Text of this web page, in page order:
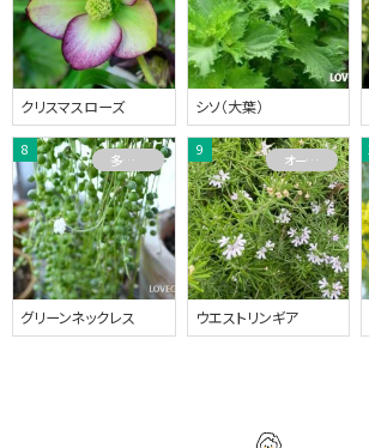
クリスマスローズ シソ（大葉）
グリーンネックレス
多肉植物
ウエストリンギア
オーストラリアプランツ